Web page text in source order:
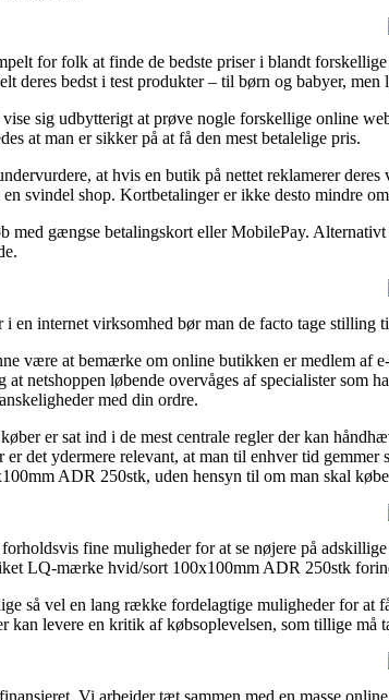
for folk at finde de bedste priser i blandt
deres bedst i test produkter – til børn og babyer,
sig udbytterigt at prøve nogle forskellige online
at man er sikker på at få den mest betalelige pris.
at hvis en butik på nettet reklamerer
svindel shop. Kortbetalinger er ikke desto mindre
med gængse betalingskort eller MobilePay.
en internet virksomhed bør man de facto tage stilling
være at bemærke om online butikken er medlem af
at netshoppen løbende overvåges af specialister som
med din ordre.
er sat ind i de mest centrale regler der kan
det ydermere relevant, at man til enhver tid
ADR 250stk, uden hensyn til om man skal
fine muligheder for at se nøjere på
LQ-mærke hvid/sort 100x100mm ADR 250stk
så vel en lang række fordelagtige muligheder for at
kan levere en kritik af købsoplevelsen, som tillige må
Vi arbejder tæt sammen med en masse